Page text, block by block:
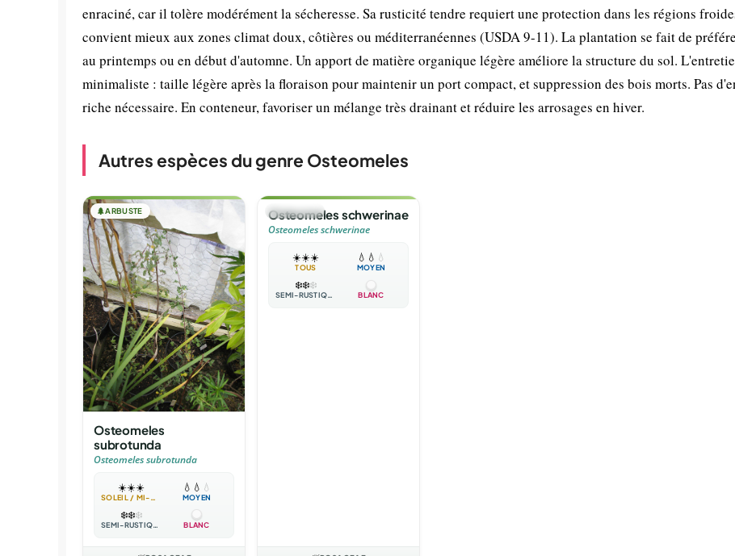
enraciné, car il tolère modérément la sécheresse. Sa rusticité tendre requiert une protection dans les régions
convient mieux aux zones climat doux, côtières ou méditerranéennes (USDA 9-11). La plantation se fait de
au printemps ou en début d'automne. Un apport de matière organique légère améliore la structure du sol.
minimaliste : taille légère après la floraison pour maintenir un port compact, et suppression des bois morts. Pas
riche nécessaire. En conteneur, favoriser un mélange très drainant et réduire les arrosages en hiver.
Autres espèces du genre Osteomeles
🌲ARBUSTE
Osteomeles
subrotunda
Osteomeles subrotunda
☀️☀️☀️
SOLEIL / MI-OMBRE
💧 💧 💧
MOYEN
❄️❄️❄️
SEMI-RUSTIQUE BLANC
🌲ARBUSTE
Osteomeles schwerinae
Osteomeles schwerinae
☀️☀️☀️
TOUS
💧 💧 💧
MOYEN
❄️❄️❄️
SEMI-RUSTIQUE BLANC